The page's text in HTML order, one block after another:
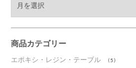
ブ
商品カテゴリー
エポキシ・レジン・テーブル (5)